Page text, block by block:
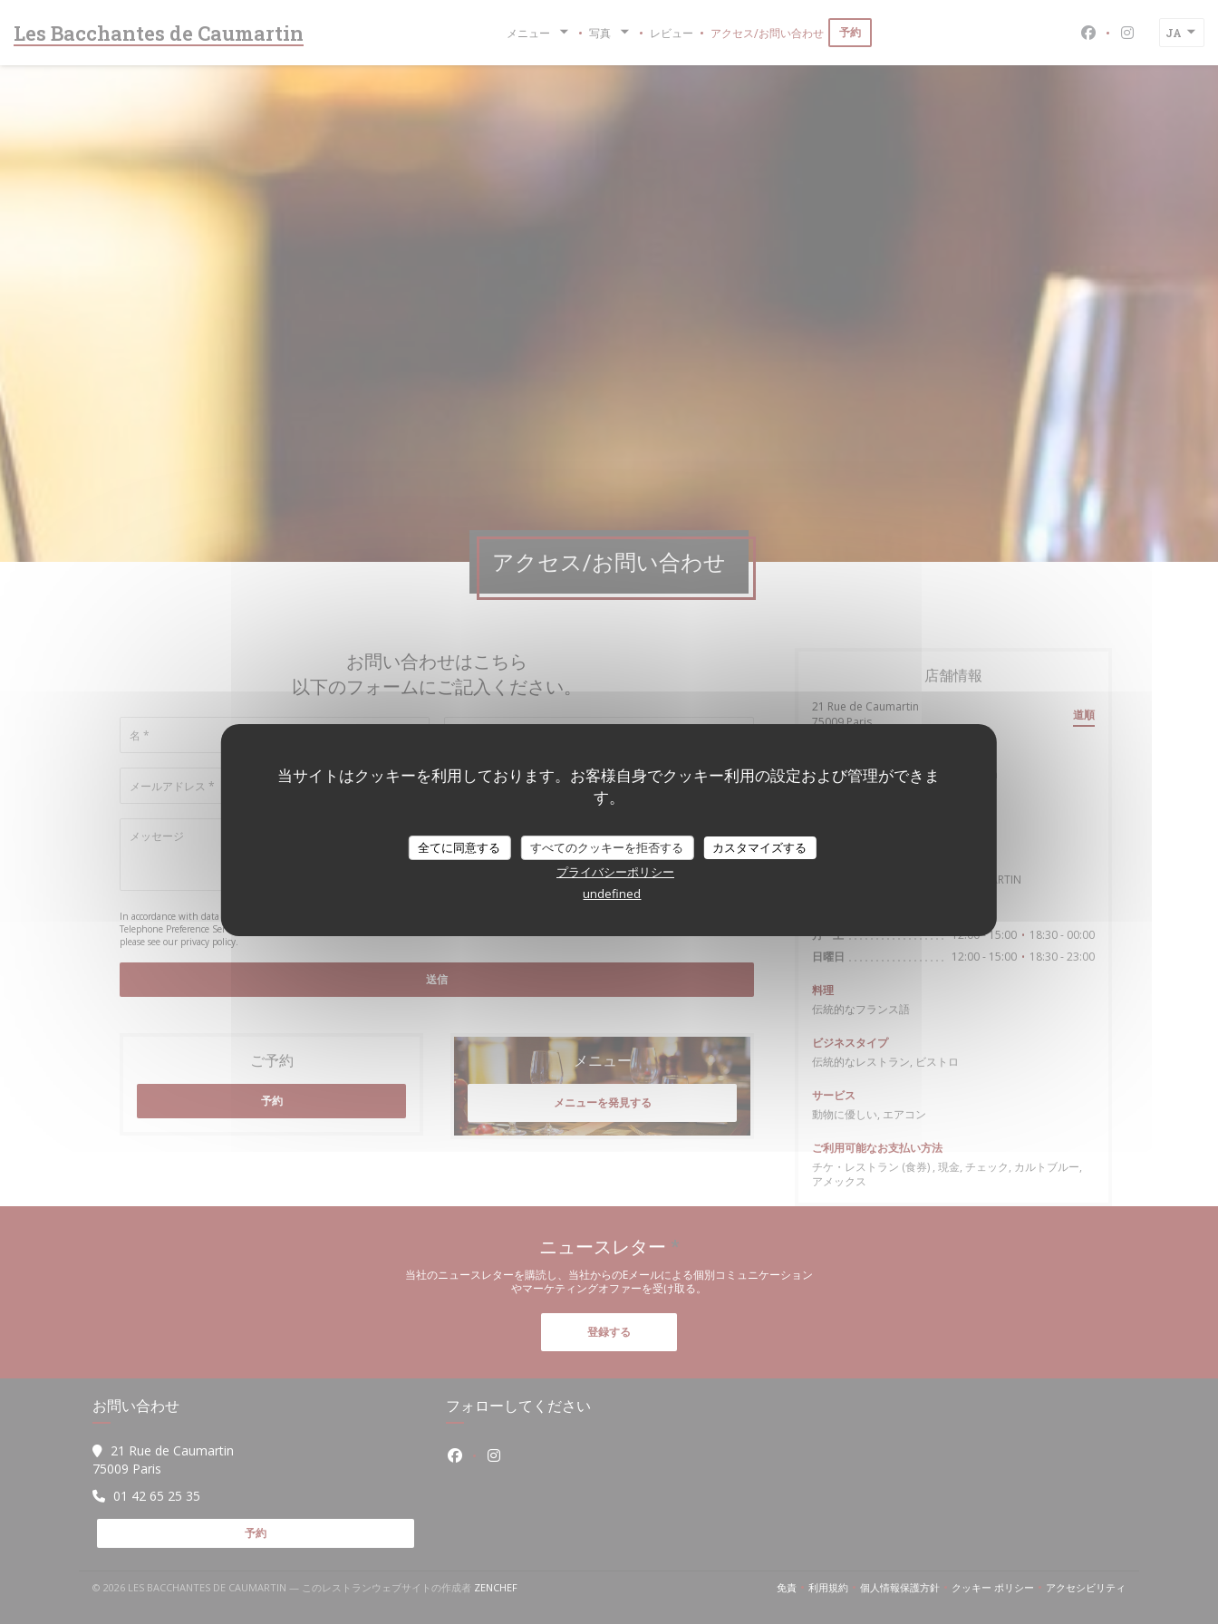
当サイトはクッキーを利用しております。お客様自身でクッキー利用の設定および管理ができま
す。
全てに同意する すべてのクッキーを拒否する
カスタマイズする
プライバシーポリシー
undefined
Les Bacchantes de Caumartin メニュー 写真 レビュー アクセス/お問い合わせ 予約 Facebook ((新しい
Instagram ((
JA
アクセス/お問い合わせ
お問い合わせはこちら
以下のフォームにご記入ください。
In accordance with data protection regulations, you have the right to opt out of marketing communications. UK residents can register with the
Telephone Preference Service at
please see our privacy policy.
ご予約
予約
メニュー
メニューを発見する
店舗情報
21 Rue de Caumartin
75009 Paris((新しいウィンドウで開きます)) 道順
Madeleine, Havre-Caumartin, Opéra
ヴェリブ
Station n° 9033 FACE 45 RUE CAUMARTIN
月-土 12:00 - 15:00 • 18:30 - 00:00
日曜日
12:00 - 15:00 • 18:30 - 23:00
料理
伝統的なフランス語
ビジネスタイプ
伝統的なレストラン, ビストロ
サービス
動物に優しい, エアコン
ご利用可能なお支払い方法
チケ・レストラン (食券) , 現金, チェック, カルトブルー,
アメックス
ニュースレター *
当社のニュースレターを購読し、当社からのEメールによる個別コミュニケーション
やマーケティングオファーを受け取る。
登録する
お問い合わせ
21 Rue de Caumartin
75009 Paris
01 42 65 25 35
予約
フォローしてください
Facebook ((新しいウィンドウで開きます))
Instagram ((新しいウィンドウで開きます))
© 2026 LES BACCHANTES DE CAUMARTIN — このレストランウェブサイトの作成者 ZENCHEF((新しいウィンドウで開きます)) 免責((新しいウィンドウで開きます))
利用規約((新しいウィンドウで開きます))
個人情報保護方針((新しいウィンドウで開きます))
クッキー ポリシー((新しいウィンドウで開きます))
アクセシビリティ((新しいウィンドウで開きま